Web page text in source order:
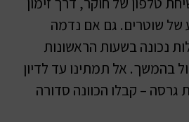
של שוטרים. גם אם נדמה
נכונה בשעות הראשונות
בהמשך. אל תמתינו עד לדיון
– קבלו הכוונה סדורה